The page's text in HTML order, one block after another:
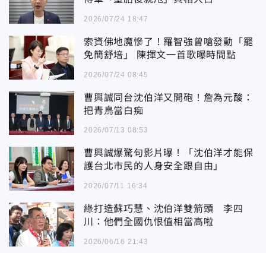
2026/07/24 18:47
索資佛地魔慘了！羅智強曾嗆發動「罷
免簡舒培」 陳揮文一首歌曝時間點
2026/07/24 08:45
曹興誠同台沈伯洋又開砲！詹為元酸：
把青鳥當白痴
2026/07/13 08:53
曹興誠爆驚句影片曝！「沈伯洋才能保
護台北市民的人身安全跟自由」
2026/07/11 16:34
綠打造蘇巧慧、沈伯洋雙箭頭 李四
川：他們全國仇恨值相當高啦
2026/06/16 21:43